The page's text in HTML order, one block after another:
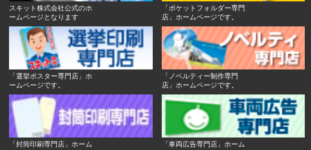
スキット株式会社公式のホ
ームページとなります
「ポケットフォルダー専門
店」ホームページです。
「選挙ポスター専門店」ホ
ームページです。
「ノベルティー制作専門
店」ホームページです。
「封筒印刷専門店」ホーム
「車両広告専門店」ホーム